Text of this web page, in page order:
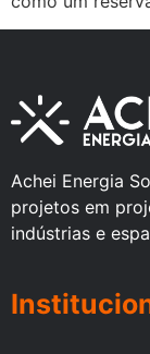
Achei Energia
projetos em
indústrias e